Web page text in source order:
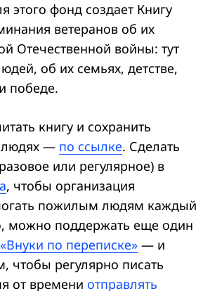
этого фонд создает Книгу
ветеранов об их
Отечественной войны: тут
об их семьях, детстве,
победе.
книгу и сохранить
людях — по ссылке. Сделать
или регулярное) в
, чтобы организация
пожилым людям каждый
можно поддержать еще один
«Внуки по переписке» — и
чтобы регулярно писать
от времени отправлять